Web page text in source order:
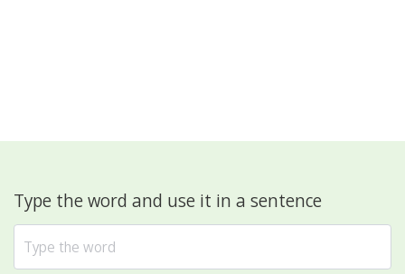
Type the word and use it in a sentence